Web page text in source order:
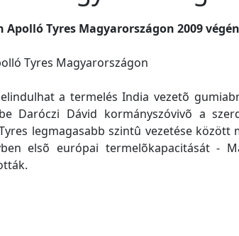
Tyres Magyarországon 2009
Tyres Magyarországon
a termelés India vezetõ
Daróczi Dávid kormányszóvivõ a
legmagasabb szintû vezetése
elsõ európai termelõkapacitását -